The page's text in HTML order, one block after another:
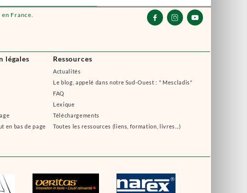
France.
légales
en bas de page
Ressources
Actualités
Le blog, appelé dans notre Sud-Ouest : " Mescladis"
FAQ
Lexique
Téléchargements
Toutes les ressources (liens, formation, livres...)
  